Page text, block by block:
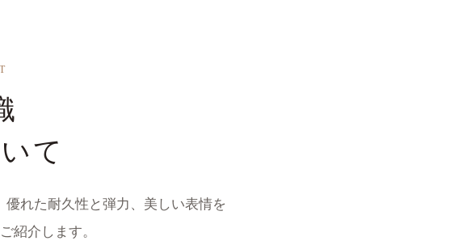
て
れた耐久性と弾力、美しい表情を
紹介します。